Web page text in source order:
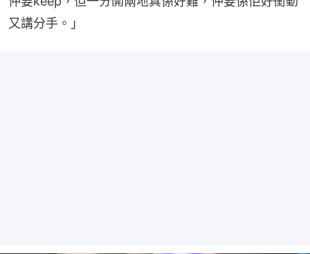
又講分手。」